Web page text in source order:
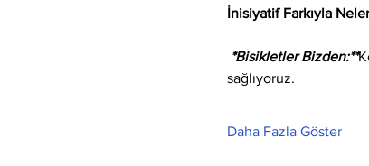
İnisiyatif Farkıyla
*Bisikletler Bizden:**
sağlıyoruz.
Daha Fazla Göster